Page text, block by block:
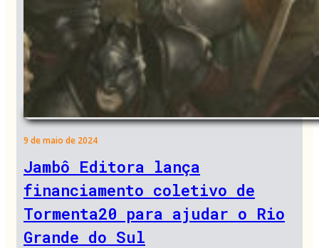
9 de maio de 2024
Jambô Editora lança
financiamento coletivo de
Tormenta20 para ajudar o Rio
Grande do Sul